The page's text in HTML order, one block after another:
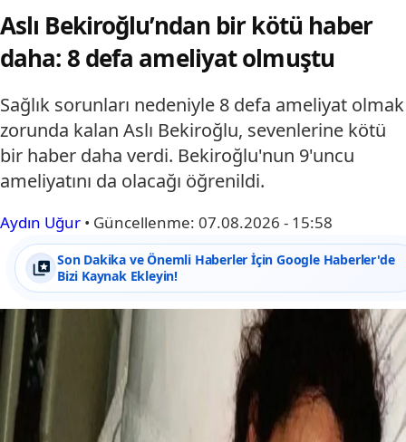
Aslı Bekiroğlu’ndan bir kötü haber
daha: 8 defa ameliyat olmuştu
Sağlık sorunları nedeniyle 8 defa ameliyat olmak
zorunda kalan Aslı Bekiroğlu, sevenlerine kötü
bir haber daha verdi. Bekiroğlu'nun 9'uncu
ameliyatını da olacağı öğrenildi.
Aydın Uğur • Güncellenme: 07.08.2026 - 15:58
Son Dakika ve Önemli Haberler İçin Google Haberler'de
Bizi Kaynak Ekleyin!